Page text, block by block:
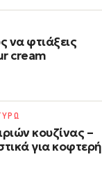
να φτιάξεις
cream
κουζίνας –
για κοφτερή